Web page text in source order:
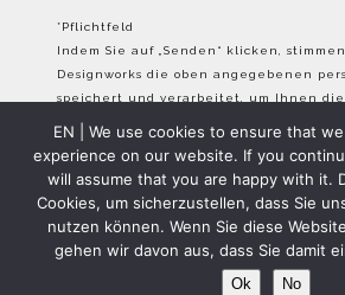
*Pflichtfeld
Indem Sie auf „Senden“ klicken,
Designworks die oben angegebenen
speichert und verarbeitet, um Ihnen
Inhalte bereitzustellen.
GFD Copyright 2024 - All
EN | We use cookies to ensure that
experience on our website. If you
will assume that you are happy with it.
Cookies, um sicherzustellen, dass Sie
nutzen können. Wenn Sie diese
gehen wir davon aus, dass Sie damit
Ok No